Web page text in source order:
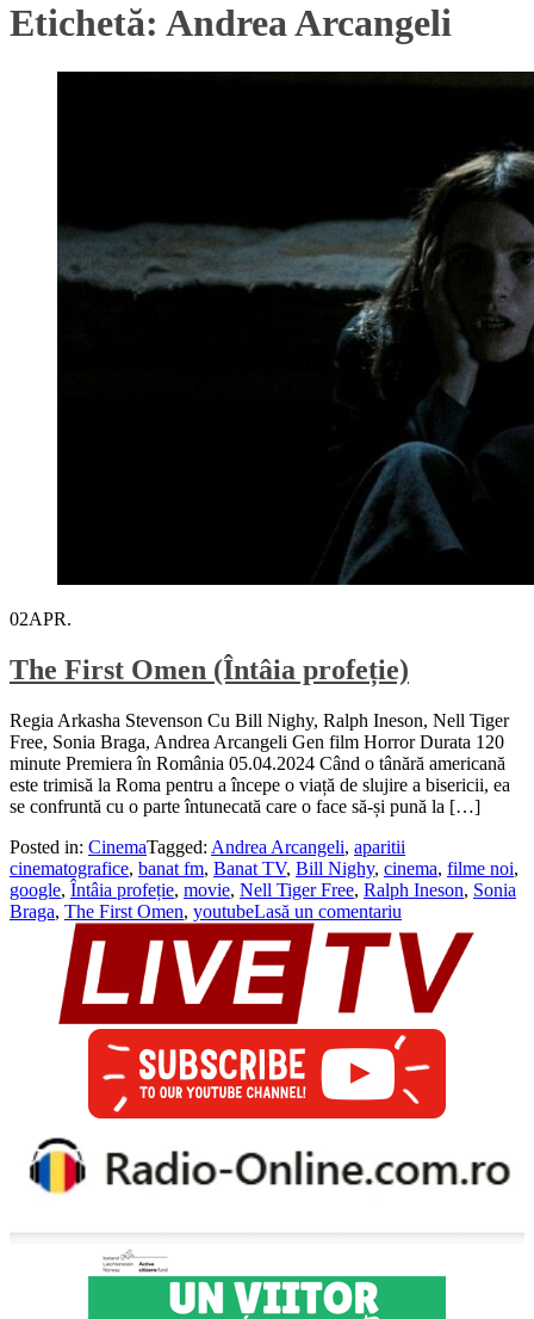
Etichetă: Andrea Arcangeli
02APR.
The First Omen (Întâia profeție)
Regia Arkasha Stevenson Cu Bill Nighy, Ralph Ineson, Nell Tiger
Free, Sonia Braga, Andrea Arcangeli Gen film Horror Durata 120
minute Premiera în România 05.04.2024 Când o tânără americană
este trimisă la Roma pentru a începe o viață de slujire a bisericii, ea
se confruntă cu o parte întunecată care o face să-și pună la […]
Posted in: CinemaTagged: Andrea Arcangeli, aparitii
cinematografice, banat fm, Banat TV, Bill Nighy, cinema, filme noi,
google, Întâia profeție, movie, Nell Tiger Free, Ralph Ineson, Sonia
Braga, The First Omen, youtubeLasă un comentariu